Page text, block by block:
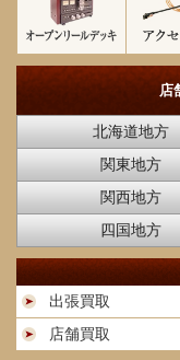
店
北海道地方
関東地方
関西地方
四国地方
出張買取
店舗買取